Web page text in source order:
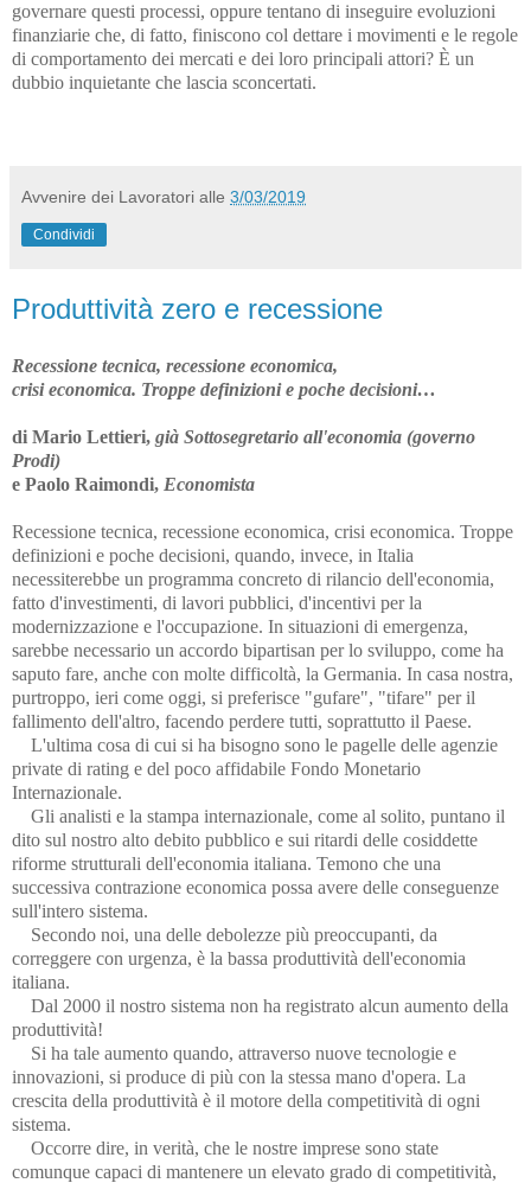
governare questi processi, oppure tentano di inseguire evoluzioni
finanziarie che, di fatto, finiscono col dettare i movimenti e le regole
di comportamento dei mercati e dei loro principali attori? È un
dubbio inquietante che lascia sconcertati.
Avvenire dei Lavoratori alle 3/03/2019
Condividi
Produttività zero e recessione
Recessione tecnica, recessione economica,
crisi economica. Troppe definizioni e poche decisioni…
di Mario Lettieri, già Sottosegretario all'economia (governo
Prodi)
e Paolo Raimondi, Economista
Recessione tecnica, recessione economica, crisi economica. Troppe
definizioni e poche decisioni, quando, invece, in Italia
necessiterebbe un programma concreto di rilancio dell'economia,
fatto d'investimenti, di lavori pubblici, d'incentivi per la
modernizzazione e l'occupazione. In situazioni di emergenza,
sarebbe necessario un accordo bipartisan per lo sviluppo, come ha
saputo fare, anche con molte difficoltà, la Germania. In casa nostra,
purtroppo, ieri come oggi, si preferisce "gufare", "tifare" per il
fallimento dell'altro, facendo perdere tutti, soprattutto il Paese.
L'ultima cosa di cui si ha bisogno sono le pagelle delle agenzie
private di rating e del poco affidabile Fondo Monetario
Internazionale.
Gli analisti e la stampa internazionale, come al solito, puntano il
dito sul nostro alto debito pubblico e sui ritardi delle cosiddette
riforme strutturali dell'economia italiana. Temono che una
successiva contrazione economica possa avere delle conseguenze
sull'intero sistema.
Secondo noi, una delle debolezze più preoccupanti, da
correggere con urgenza, è la bassa produttività dell'economia
italiana.
Dal 2000 il nostro sistema non ha registrato alcun aumento della
produttività!
Si ha tale aumento quando, attraverso nuove tecnologie e
innovazioni, si produce di più con la stessa mano d'opera. La
crescita della produttività è il motore della competitività di ogni
sistema.
Occorre dire, in verità, che le nostre imprese sono state
comunque capaci di mantenere un elevato grado di competitività,